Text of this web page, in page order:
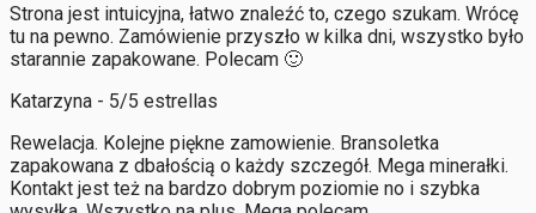
Strona jest intuicyjna, łatwo znaleźć to, czego szukam. Wrócę
tu na pewno. Zamówienie przyszło w kilka dni, wszystko było
starannie zapakowane. Polecam 🙂
Katarzyna - 5/5 estrellas
Rewelacja. Kolejne piękne zamowienie. Bransoletka
zapakowana z dbałością o każdy szczegół. Mega minerałki.
Kontakt jest też na bardzo dobrym poziomie no i szybka